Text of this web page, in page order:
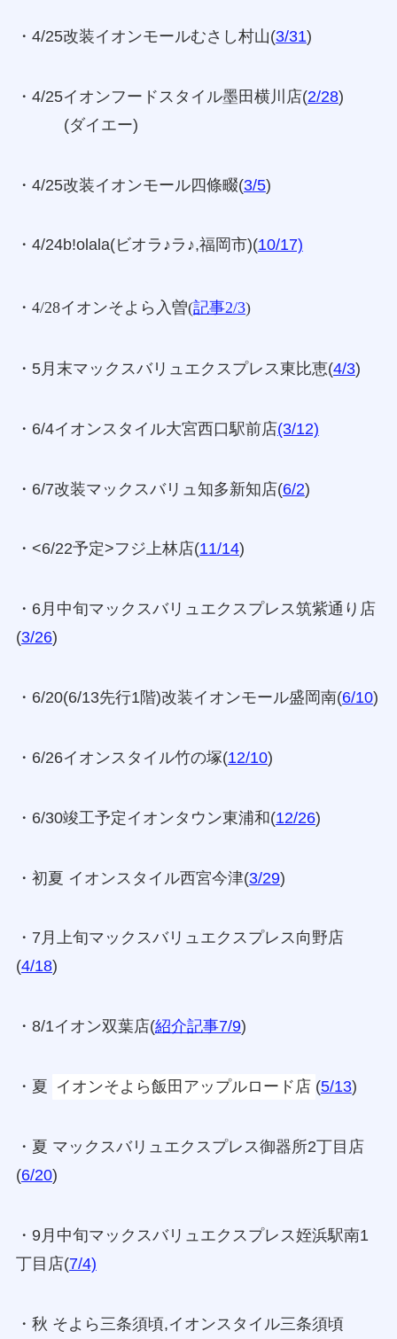
・4/25改装イオンモールむさし村山(3/31)
・4/25イオンフードスタイル墨田横川店(2/28)
(ダイエー)
・4/25改装イオンモール四條畷(3/5)
・4/24b!olala(ビオラ♪ラ♪,福岡市)(10/17)
・4/28イオンそよら入曽(記事2/3)
・5月末マックスバリュエクスプレス東比恵(4/3)
・6/4イオンスタイル大宮西口駅前店(3/12)
・6/7改装マックスバリュ知多新知店(6/2)
・<6/22予定>フジ上林店(11/14)
・6月中旬マックスバリュエクスプレス筑紫通り店
(3/26)
・6/20(6/13先行1階)改装イオンモール盛岡南(6/10)
・6/26イオンスタイル竹の塚(12/10)
・6/30竣工予定イオンタウン東浦和(12/26)
・初夏 イオンスタイル西宮今津(3/29)
・7月上旬マックスバリュエクスプレス向野店
(4/18)
・8/1イオン双葉店(紹介記事7/9)
・夏 イオンそよら飯田アップルロード店 (5/13)
・夏 マックスバリュエクスプレス御器所2丁目店
(6/20)
・9月中旬マックスバリュエクスプレス姪浜駅南1
丁目店(7/4)
・秋 そよら三条須頃,イオンスタイル三条須頃